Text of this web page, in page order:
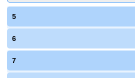
5
6
7